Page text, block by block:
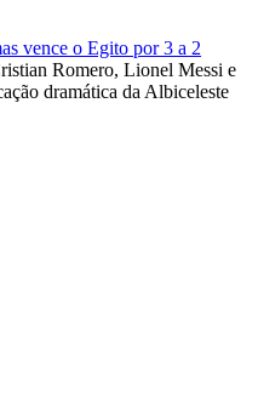
vence o Egito por 3 a 2
Romero, Lionel Messi e
dramática da Albiceleste